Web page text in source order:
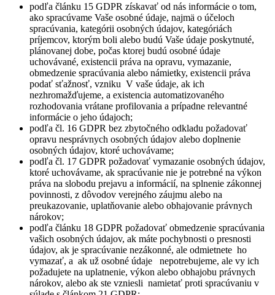
podľa článku 15 GDPR získavať od nás informácie o tom,
ako spracúvame Vaše osobné údaje, najmä o účeloch
spracúvania, kategórii osobných údajov, kategóriách
príjemcov, ktorým boli alebo budú Vaše údaje poskytnuté,
plánovanej dobe, počas ktorej budú osobné údaje
uchovávané, existencii práva na opravu, vymazanie,
obmedzenie spracúvania alebo námietky, existencii práva
podať sťažnosť, vzniku V vaše údaje, ak ich
nezhromažďujeme, a existencia automatizovaného
rozhodovania vrátane profilovania a prípadne relevantné
informácie o jeho údajoch;
podľa čl. 16 GDPR bez zbytočného odkladu požadovať
opravu nesprávnych osobných údajov alebo doplnenie
osobných údajov, ktoré uchovávame;
podľa čl. 17 GDPR požadovať vymazanie osobných údajov,
ktoré uchovávame, ak spracúvanie nie je potrebné na výkon
práva na slobodu prejavu a informácií, na splnenie zákonnej
povinnosti, z dôvodov verejného záujmu alebo na
preukazovanie, uplatňovanie alebo obhajovanie právnych
nárokov;
podľa článku 18 GDPR požadovať obmedzenie spracúvania
vašich osobných údajov, ak máte pochybnosti o presnosti
údajov, ak je spracúvanie nezákonné, ale odmietnete ho
vymazať, a ak už osobné údaje nepotrebujeme, ale vy ich
požadujete na uplatnenie, výkon alebo obhajobu právnych
nárokov, alebo ak ste vzniesli namietať proti spracúvaniu v